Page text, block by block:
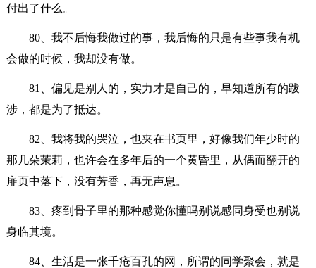
付出了什么。
80、我不后悔我做过的事，我后悔的只是有些事我有机
会做的时候，我却没有做。
81、偏见是别人的，实力才是自己的，早知道所有的跋
涉，都是为了抵达。
82、我将我的哭泣，也夹在书页里，好像我们年少时的
那几朵茉莉，也许会在多年后的一个黄昏里，从偶而翻开的
扉页中落下，没有芳香，再无声息。
83、疼到骨子里的那种感觉你懂吗别说感同身受也别说
身临其境。
84、生活是一张千疮百孔的网，所谓的同学聚会，就是